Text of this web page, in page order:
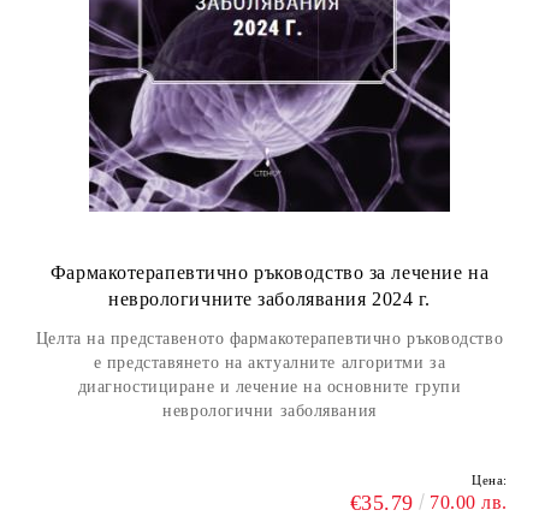
Фармакотерапевтично ръководство за лечение на
неврологичните заболявания 2024 г.
Целта на представеното фармакотерапевтично ръководство
е представянето на актуалните алгоритми за
диагностициране и лечение на основните групи
неврологични заболявания
Цена:
€35.79 70.00 лв.